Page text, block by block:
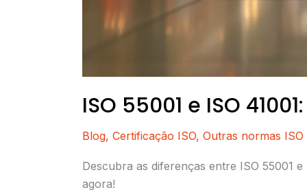
ISO 55001 e ISO
Blog, Certificação ISO, Outras normas ISO
Descubra as diferenças entre ISO 55001
agora!